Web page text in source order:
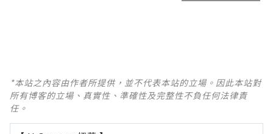
*本站之內容由作者所提供，並不代表本站的立場。因此本站對
所有博客的立場、真實性、準確性及完整性不負任何法律責
任。